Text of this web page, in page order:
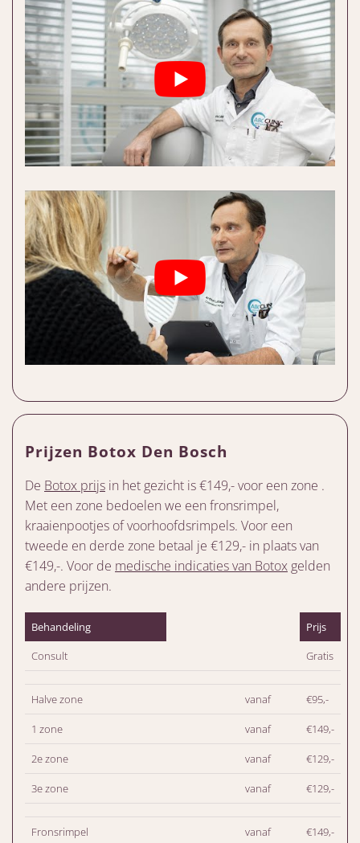
Prijzen Botox Den Bosch
De Botox prijs in het gezicht is €149,- voor een zone .
Met een zone bedoelen we een fronsrimpel,
kraaienpootjes of voorhoofdsrimpels. Voor een
tweede en derde zone betaal je €129,- in plaats van
€149,-. Voor de medische indicaties van Botox gelden
andere prijzen.
Behandeling
Prijs
Consult
Gratis
Halve zone vanaf €95,-
1 zone vanaf €149,-
2e zone vanaf €129,-
3e zone vanaf €129,-
Fronsrimpel vanaf €149,-